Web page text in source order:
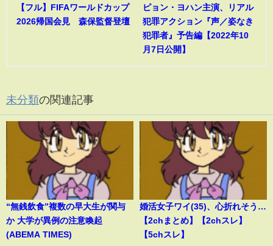
【フル】FIFAワールドカップ
2026帰国会見 森保監督登壇
ピョン・ヨハン主演、リアル
犯罪アクション『声／姿なき
犯罪者』予告編【2022年10
月7日公開】
未分類の関連記事
“無銭飲食”複数の早大生が関与
か 大学が異例の注意喚起
(ABEMA TIMES)
婚活女子ワイ(35)、心折れそう…
【2chまとめ】【2chスレ】
【5chスレ】